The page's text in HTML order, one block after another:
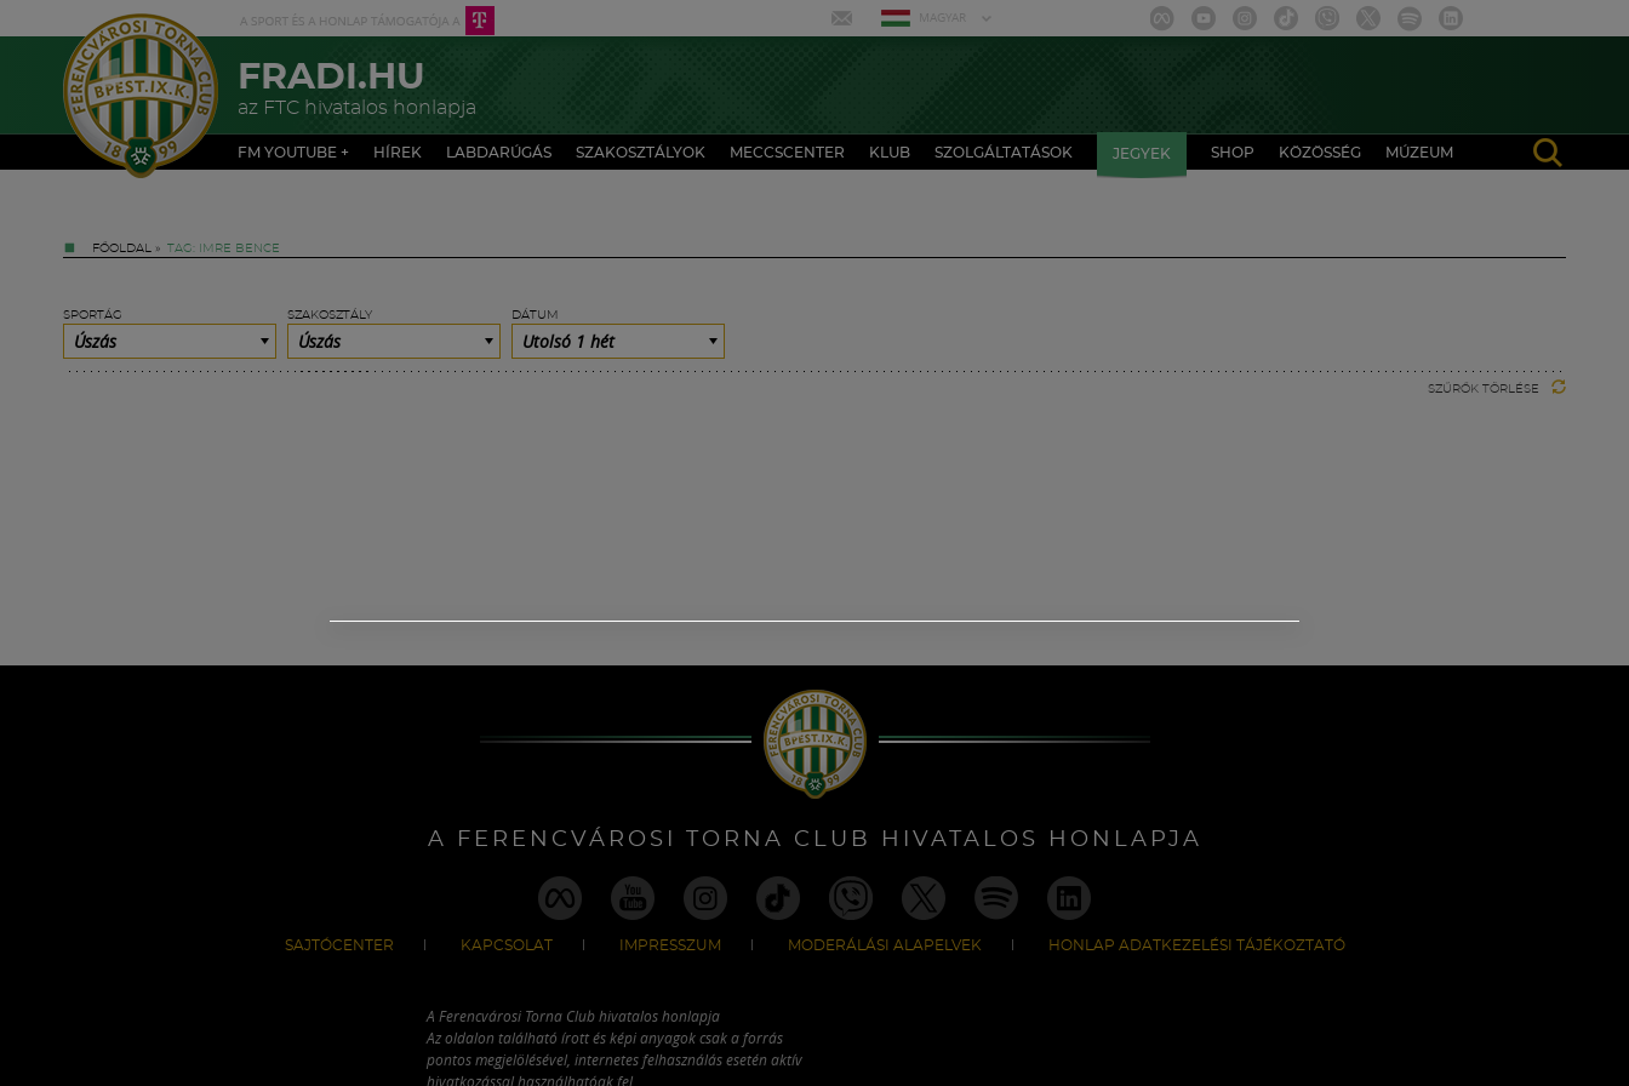
MAGYAR
FRADI.HU
az FTC hivatalos honlapja
FM YOUTUBE + HÍREK LABDARÚGÁS SZAKOSZTÁLYOK MECCSCENTER KLUB SZOLGÁLTATÁSOK JEGYEK SHOP KÖZÖSSÉG MÚZEUM
FŐOLDAL » TAG: IMRE BENCE
SPORTÁG
Úszás
SZAKOSZTÁLY
Úszás
DÁTUM
Utolsó 1 hét
SZŰRŐK TÖRLÉSE
A FERENCVÁROSI TORNA CLUB HIVATALOS HONLAPJA
SAJTÓCENTER KAPCSOLAT IMPRESSZUM MODERÁLÁSI ALAPELVEK HONLAP ADATKEZELÉSI TÁJÉKOZTATÓ
A Ferencvárosi Torna Club hivatalos honlapja
Az oldalon található írott és képi anyagok csak a forrás
pontos megjelölésével, internetes felhasználás esetén aktív
hivatkozással használhatóak fel.